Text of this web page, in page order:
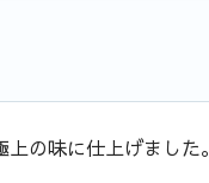
の味に仕上げました。